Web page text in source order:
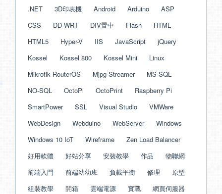
.NET 3D印表機 Android Arduino
ASP
CSS
DD-WRT DIV置中 Flash
HTML
HTML5
Hyper-V IIS JavaScript
jQuery
Kossel
Kossel 800 Kossel Mini
Linux
Mikrotik RouterOS
Mjpg-Streamer
MS-SQL
NO-SQL
OctoPi OctoPrint
Raspberry Pi
SmartPower
SSL Visual Studio
VMWare
WebDesign
Webduino WebServer
Windows
Windows 10 IoT
Wireframe
Zen Load Balancer
好用軟體
好站分享 安裝教學 作品
物聯網
前端入門
前端幼幼班 負載平衡 修理
原型
組裝教學
開箱 雲端電源 實戰
網頁伺服器